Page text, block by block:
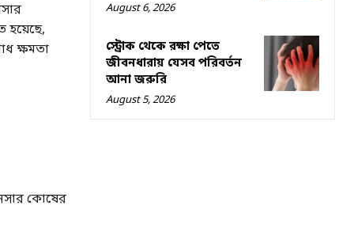
হয়েছে,
ক্ষমতা
কোষের
August 6, 2026
স্ট্রোক থেকে রক্ষা পেতে
জীবনধারায় যেসব পরিবর্তন
আনা জরুরি
August 5, 2026